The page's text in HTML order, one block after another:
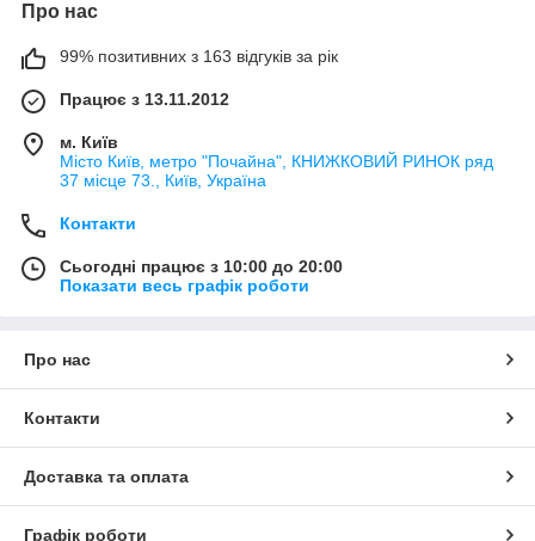
Про нас
99% позитивних з 163 відгуків за рік
Працює з 13.11.2012
м. Київ
Місто Київ, метро "Почайна", КНИЖКОВИЙ РИНОК ряд
37 місце 73., Київ, Україна
Контакти
Сьогодні працює з 10:00 до 20:00
Показати весь графік роботи
Про нас
Контакти
Доставка та оплата
Графік роботи